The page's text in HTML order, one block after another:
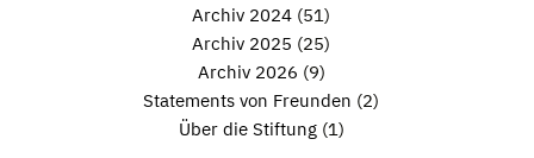
Archiv 2024 (51)
Archiv 2025 (25)
Archiv 2026 (9)
Statements von Freunden (2)
Über die Stiftung(1)